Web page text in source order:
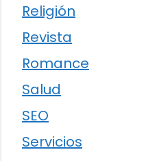
Religión
Revista
Romance
Salud
SEO
Servicios